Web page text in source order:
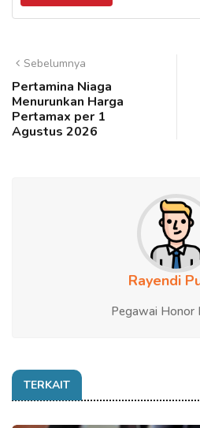
Sebelumnya
Pertamina Niaga
Menurunkan Harga
Pertamax per 1
Agustus 2026
Rayendi
Pegawai Honor
TERKAIT